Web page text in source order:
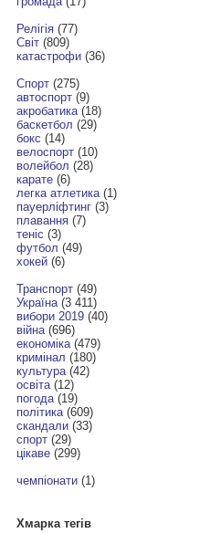
Релігія(77)
Світ(809)
катастрофи(36)
Спорт(275)
автоспорт(9)
акробатика(18)
баскетбол (29)
бокс (14)
велоспорт(10)
волейбол (28)
карате(6)
легка атлетика(1)
пауерліфтинг(3)
плавання(7)
теніс (3)
футбол (49)
хокей(6)
Транспорт(49)
Україна(3 411)
вибори 2019(40)
війна(696)
економіка(479)
кримінал (180)
культура(42)
освіта(12)
погода(19)
політика(609)
скандали(33)
спорт(29)
цікаве(299)
чемпіонати(1)
Хмарка тегів